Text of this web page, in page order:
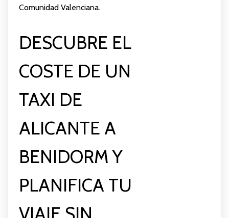
Comunidad Valenciana.
DESCUBRE EL
COSTE DE UN
TAXI DE
ALICANTE A
BENIDORM Y
PLANIFICA TU
VIAJE SIN